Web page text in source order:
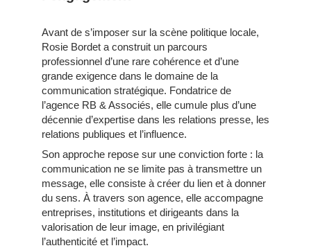
Avant de s’imposer sur la scène politique locale,
Rosie Bordet a construit un parcours
professionnel d’une rare cohérence et d’une
grande exigence dans le domaine de la
communication stratégique. Fondatrice de
l’agence RB & Associés, elle cumule plus d’une
décennie d’expertise dans les relations presse, les
relations publiques et l’influence.
Son approche repose sur une conviction forte : la
communication ne se limite pas à transmettre un
message, elle consiste à créer du lien et à donner
du sens. À travers son agence, elle accompagne
entreprises, institutions et dirigeants dans la
valorisation de leur image, en privilégiant
l’authenticité et l’impact.